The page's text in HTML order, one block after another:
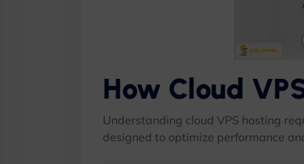
How Cloud
Understanding cloud VPS hosting
designed to optimize performance